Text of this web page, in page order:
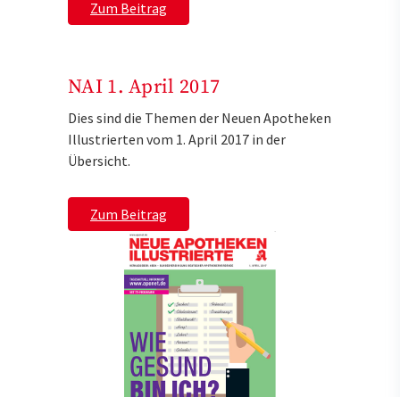
Zum Beitrag
NAI 1. April 2017
Dies sind die Themen der Neuen Apotheken
Illustrierten vom 1. April 2017 in der
Übersicht.
Zum Beitrag